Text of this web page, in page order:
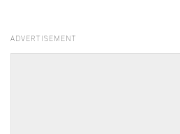
ADVERTISEMENT